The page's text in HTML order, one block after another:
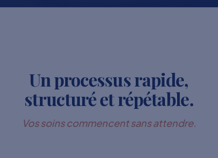
Un processus rapide,
structuré et répétable.
Vos soins commencent sans attendre.